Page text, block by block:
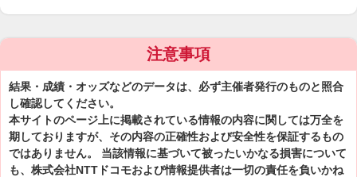
注意事項
結果・成績・オッズなどのデータは、必ず主催者発行のものと照合
し確認してください。
本サイトのページ上に掲載されている情報の内容に関しては万全を
期しておりますが、その内容の正確性および安全性を保証するもの
ではありません。 当該情報に基づいて被ったいかなる損害について
も、株式会社NTTドコモおよび情報提供者は一切の責任を負いかね